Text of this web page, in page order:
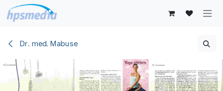
Zum Inhalt springen
Dr. med. Mabuse